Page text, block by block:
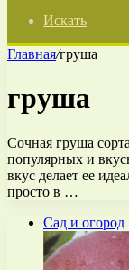
Искать
Главная/груша
груша
Сочная груша
популярных и
вкус делает ее
просто в …
Сад и огород